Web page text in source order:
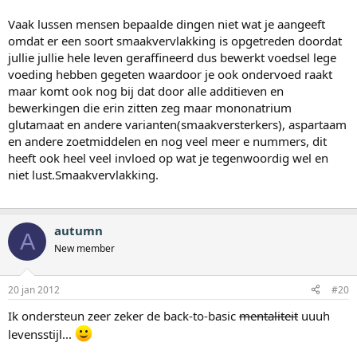
Vaak lussen mensen bepaalde dingen niet wat je aangeeft
omdat er een soort smaakvervlakking is opgetreden doordat
jullie jullie hele leven geraffineerd dus bewerkt voedsel lege
voeding hebben gegeten waardoor je ook ondervoed raakt
maar komt ook nog bij dat door alle additieven en
bewerkingen die erin zitten zeg maar mononatrium
glutamaat en andere varianten(smaakversterkers), aspartaam
en andere zoetmiddelen en nog veel meer e nummers, dit
heeft ook heel veel invloed op wat je tegenwoordig wel en
niet lust.Smaakvervlakking.
A autumn
New member
20 jan 2012 #20
Ik ondersteun zeer zeker de back-to-basic mentaliteit uuuh
levensstijl...